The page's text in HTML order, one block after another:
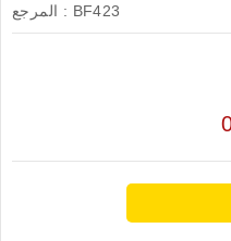
المرجع : BF423